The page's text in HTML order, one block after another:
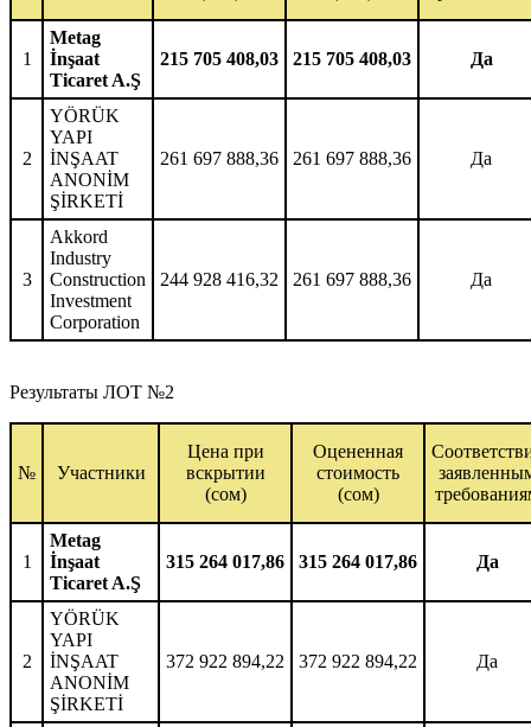
1
Metag
İnşaat
Ticaret A.Ş
215 705 408,03 215 705 408,03 Да
2
YÖRÜK
YAPI
İNŞAAT
ANONİM
ŞİRKETİ
261 697 888,36 261 697 888,36 Да
3
Akkord
Industry
Construction
Investment
Corporation
244 928 416,32 261 697 888,36 Да
Результаты ЛОТ №2
№ Участники
Цена при
вскрытии
(сом)
Оцененная
стоимость
(сом)
1
Metag
İnşaat
Ticaret A.Ş
315 264 017,86 315 264 017,86 Да
2
YÖRÜK
YAPI
İNŞAAT
ANONİM
ŞİRKETİ
372 922 894,22 372 922 894,22 Да